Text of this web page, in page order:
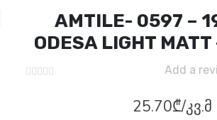
AMTILE- 0597 –
ODESA LIGHT
Add a
25.70₾/კვ.მ